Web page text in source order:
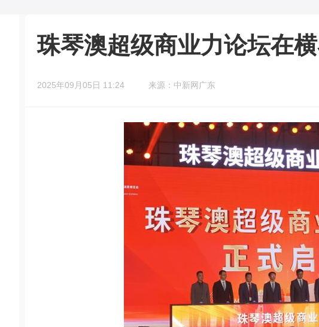
珠琴澳超级商业力论坛在
2025年09月05日 11:24 来源：中新网广东